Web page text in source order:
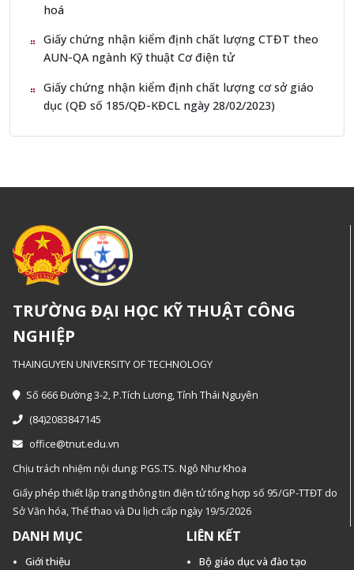
hoá
Giấy chứng nhận kiểm định chất lượng CTĐT theo
AUN-QA ngành Kỹ thuật Cơ điện tử
Giấy chứng nhận kiểm định chất lượng cơ sở giáo
dục (QĐ số 185/QĐ-KĐCL ngày 28/02/2023)
TRƯỜNG ĐẠI HỌC KỸ THUẬT CÔNG
NGHIỆP
THAINGUYEN UNIVERSITY OF TECHNOLOGY
Số 666 Đường 3-2, P.Tích Lương, Tỉnh Thái Nguyên
(84)2083847145
office@tnut.edu.vn
Chịu trách nhiệm nội dung: PGS.TS. Ngô Như Khoa
Giấy phép thiết lập trang thông tin điện tử tổng hợp số 95/GP-TTĐT do
Sở Văn hóa, Thế thao và Du lịch cấp ngày 19/5/2026
DANH MỤC
Giới thiệu
LIÊN KẾT
Bộ giáo dục và đào tạo